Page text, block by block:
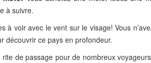
à suivre.
à voir avec le vent sur le visage! Vous
découvrir ce pays en profondeur.
de passage pour de nombreux